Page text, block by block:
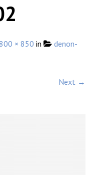
× 850 in
denon-
Next →